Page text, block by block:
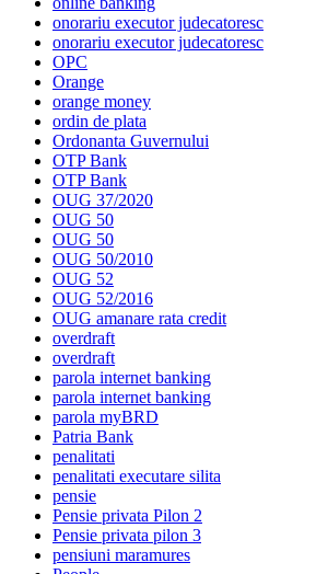
onorariu executor judecatoresc
onorariu executor judecatoresc
OPC
Orange
orange money
ordin de plata
Ordonanta Guvernului
OTP Bank
OTP Bank
OUG 37/2020
OUG 50
OUG 50
OUG 50/2010
OUG 52
OUG 52/2016
OUG amanare rata credit
overdraft
overdraft
parola internet banking
parola internet banking
parola myBRD
Patria Bank
penalitati
penalitati executare silita
pensie
Pensie privata Pilon 2
Pensie privata pilon 3
pensiuni maramures